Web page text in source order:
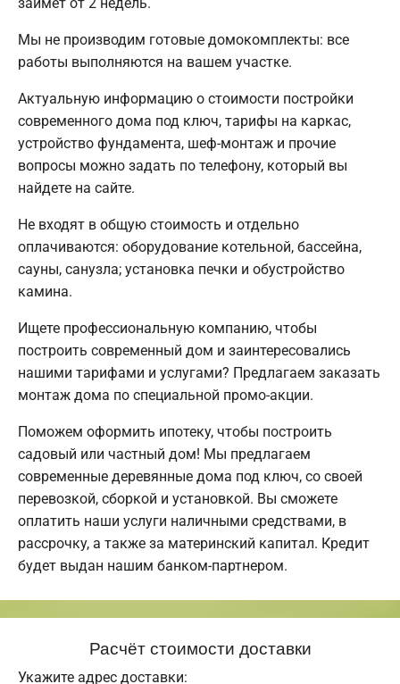
Мы не производим готовые домокомплекты: все
работы выполняются на вашем участке.
Актуальную информацию о стоимости постройки
современного дома под ключ, тарифы на каркас,
устройство фундамента, шеф-монтаж и прочие
вопросы можно задать по телефону, который вы
найдете на сайте.
Не входят в общую стоимость и отдельно
оплачиваются: оборудование котельной, бассейна,
сауны, санузла; установка печки и обустройство
камина.
Ищете профессиональную компанию, чтобы
построить современный дом и заинтересовались
нашими тарифами и услугами? Предлагаем заказать
монтаж дома по специальной промо-акции.
Поможем оформить ипотеку, чтобы построить
садовый или частный дом! Мы предлагаем
современные деревянные дома под ключ, со своей
перевозкой, сборкой и установкой. Вы сможете
оплатить наши услуги наличными средствами, в
рассрочку, а также за материнский капитал. Кредит
будет выдан нашим банком-партнером.
Расчёт стоимости доставки
Укажите адрес доставки: